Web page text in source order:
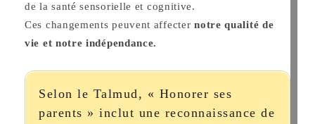
de la santé sensorielle et cognitive.
Ces changements peuvent affecternotre qualité de
vie et notre indépendance.
Selon le Talmud, « Honorer ses
parents » inclut une reconnaissance de